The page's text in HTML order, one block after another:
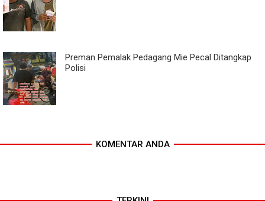
Preman Pemalak Pedagang Mie Pecal Ditangkap
Polisi
KOMENTAR ANDA